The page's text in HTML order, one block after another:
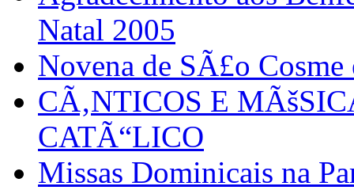
Natal 2005
Novena de SÃ£o
CÃ‚NTICOS E
CATÃ“LICO
Missas Dominicais na